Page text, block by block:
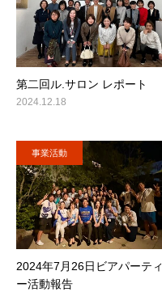
第⼆回ル.サロン レポート
2024.12.18
事業活動
2024年7月26日ビアパーティ
ー活動報告